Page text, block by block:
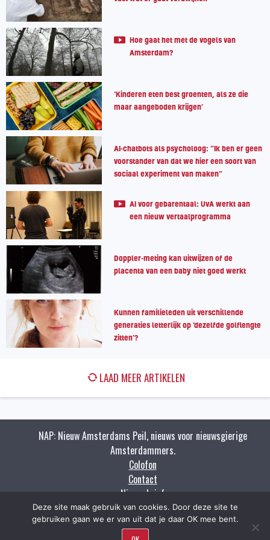
Hoe gaat het met de vogels van
Amsterdam?
‘Kinderen eten best groenten, als ze die
maar aangeboden krijgen’
AI-chatbots als psycholoog: “Ik ben er geen
voorstander van dat we hier een soort van
sociaal experiment van maken”
AI voor gebarentaal: UvA werkt aan
een nieuw vertaalprogramma
Doppler-meting kan uitwijzen of de
placenta van een baby niet goed werkt
Kunnen familieleden uit verschillende
generaties letterlijk op ‘dezelfde golflengte
zitten’?
LAAD MEER ARTIKELEN
NAP: Nieuw Amsterdams Peil, nieuws voor nieuwsgierige
Amsterdammers.
Colofon
Contact
Nieuwsbrief
Zoeken
Deze site maak gebruik van cookies. Door deze site te
gebruiken gaan we er van uit dat je daar OK mee bent.